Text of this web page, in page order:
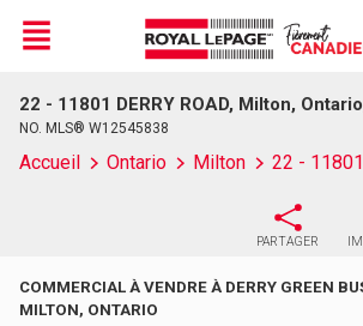
Live
En Direct
Menu
22 - 11801 DERRY ROAD, Milton,
NO. MLS® W12545838
Accueil Ontario Milton 22 -
PARTAGER
COMMERCIAL À VENDRE À DERRY GREEN
MILTON, ONTARIO